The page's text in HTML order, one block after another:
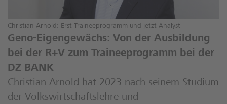
Christian Arnold: Erst Traineeprogramm und jetzt Analyst
Geno-Eigengewächs: Von der Ausbildung
bei der R+V zum Traineeprogramm bei der
DZ BANK
Christian Arnold hat 2023 nach seinem Studium
der Volkswirtschaftslehre und